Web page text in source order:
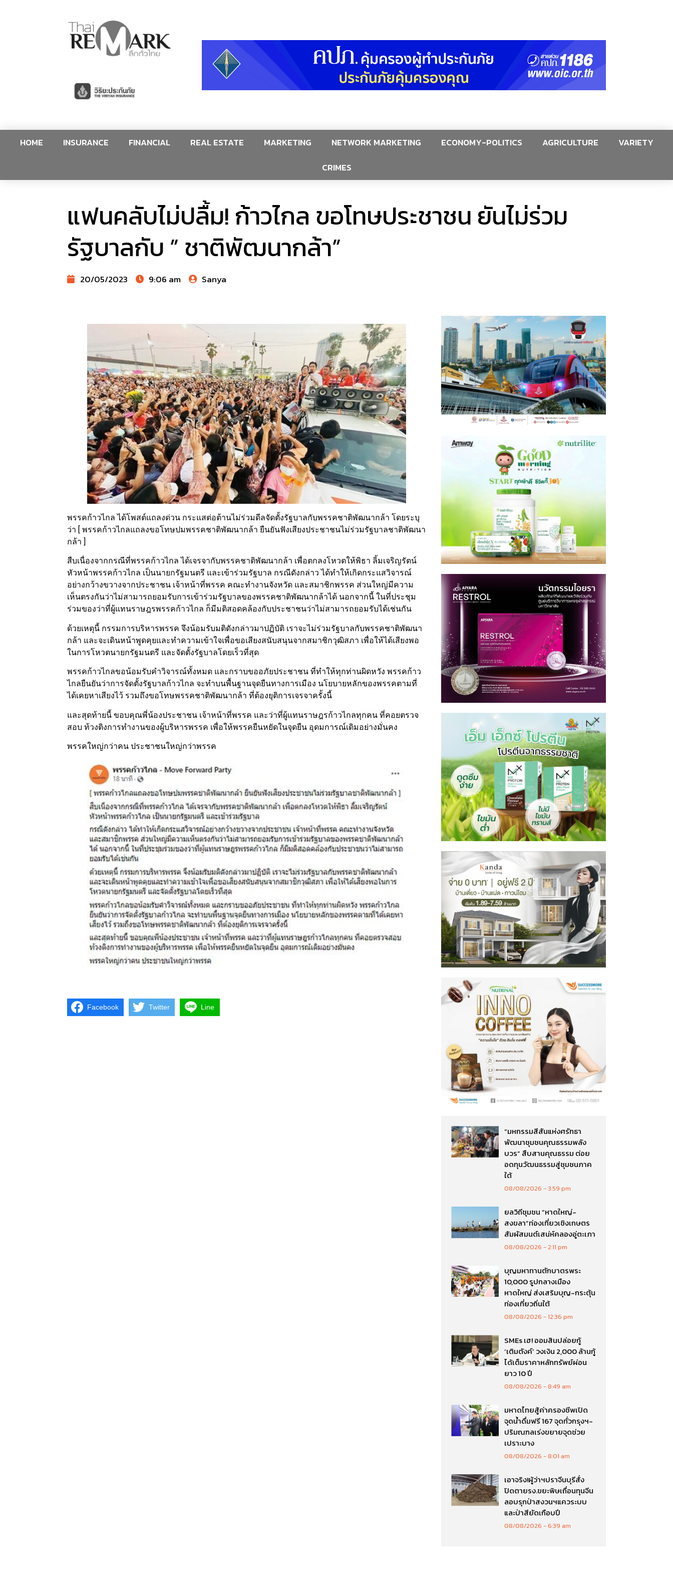
HOME INSURANCE FINANCIAL REAL ESTATE MARKETING NETWORK MARKETING ECONOMY-POLITICS AGRICULTURE
VARIETY
CRIMES
แฟนคลับไม่ปลื้ม! ก้าวไกล ขอโทษประชาชน ยันไม่ร่วม
รัฐบาลกับ ” ชาติพัฒนากล้า”
20/05/2023 9:06 am Sanya
พรรคก้าวไกล ได้โพสต์แถลงด่วน กระแสต่อต้านไม่ร่วมดีลจัดตั้งรัฐบาลกับพรรคชาติพัฒนากล้า โดยระบุ
ว่า [ พรรคก้าวไกลแถลงขอโทษปมพรรคชาติพัฒนากล้า ยืนยันฟังเสียงประชาชนไม่ร่วมรัฐบาลชาติพัฒนา
กล้า ]
สืบเนื่องจากกรณีที่พรรคก้าวไกล ได้เจรจากับพรรคชาติพัฒนากล้า เพื่อตกลงโหวตให้พิธา ลิ้มเจริญรัตน์
หัวหน้าพรรคก้าวไกล เป็นนายกรัฐมนตรี และเข้าร่วมรัฐบาล กรณีดังกล่าว ได้ทำให้เกิดกระแสวิจารณ์
อย่างกว้างขวางจากประชาชน เจ้าหน้าที่พรรค คณะทำงานจังหวัด และสมาชิกพรรค ส่วนใหญ่มีความ
เห็นตรงกันว่าไม่สามารถยอมรับการเข้าร่วมรัฐบาลของพรรคชาติพัฒนากล้าได้ นอกจากนี้ ในที่ประชุม
ร่วมของว่าที่ผู้แทนราษฎรพรรคก้าวไกล ก็มีมติสอดคล้องกับประชาชนว่าไม่สามารถยอมรับได้เช่นกัน
ด้วยเหตุนี้ กรรมการบริหารพรรค จึงน้อมรับมติดังกล่าวมาปฏิบัติ เราจะไม่ร่วมรัฐบาลกับพรรคชาติพัฒนา
กล้า และจะเดินหน้าพูดคุยและทำความเข้าใจเพื่อขอเสียงสนับสนุนจากสมาชิกวุฒิสภา เพื่อให้ได้เสียงพอ
ในการโหวตนายกรัฐมนตรี และจัดตั้งรัฐบาลโดยเร็วที่สุด
พรรคก้าวไกลขอน้อมรับคำวิจารณ์ทั้งหมด และกราบขออภัยประชาชน ที่ทำให้ทุกท่านผิดหวัง พรรคก้าว
ไกลยืนยันว่าการจัดตั้งรัฐบาลก้าวไกล จะทำบนพื้นฐานจุดยืนทางการเมือง นโยบายหลักของพรรคตามที่
ได้เคยหาเสียงไว้ รวมถึงขอโทษพรรคชาติพัฒนากล้า ที่ต้องยุติการเจรจาครั้งนี้
และสุดท้ายนี้ ขอบคุณพี่น้องประชาชน เจ้าหน้าที่พรรค และว่าที่ผู้แทนราษฎรก้าวไกลทุกคน ที่คอยตรวจ
สอบ ท้วงติงการทำงานของผู้บริหารพรรค เพื่อให้พรรคยืนหยัดในจุดยืน อุดมการณ์เดิมอย่างมั่นคง
พรรคใหญ่กว่าคน ประชาชนใหญ่กว่าพรรค
Facebook Twitter Line
“มหกรรมสีสันแห่งศรัทธา
พัฒนาชุมชนคุณธรรมพลัง
บวร” สืบสานคุณธรรม ต่อย
อดทุนวัฒนธรรมสู่ชุมชนภาค
ใต้
08/08/2026 3:59 pm
ยลวิถีชุมชน “หาดใหญ่-
สงขลา”ท่องเที่ยวเชิงเกษตร
สัมผัสมนต์เสน่ห์คลองอู่ตะเภา
08/08/2026 2:11 pm
บุญมหาทานตักบาตรพระ
10,000 รูปกลางเมือง
หาดใหญ่ ส่งเสริมบุญ-กระตุ้น
ท่องเที่ยวถิ่นใต้
08/08/2026 12:36 pm
SMEs เฮ! ออมสินปล่อยกู้
‘เติมตังค์’ วงเงิน 2,000 ล้านกู้
ได้เต็มราคาหลักทรัพย์ผ่อน
ยาว 10 ปี
08/08/2026 8:49 am
มหาดไทยสู้ค่าครองชีพเปิด
จุดน้ำดื่มฟรี 167 จุดทั่วกรุงฯ-
ปริมณฑลเร่งขยายจุดช่วย
เปราะบาง
08/08/2026 8:01 am
เอาจริง!ผู้ว่าฯปราจีนบุรีสั่ง
ปิดตายรง.ขยะพิษเถื่อนทุนจีน
ลอบรุกป่าสงวนฯแควระบบ
และป่าสียัดเกือบปี
08/08/2026 6:39 am